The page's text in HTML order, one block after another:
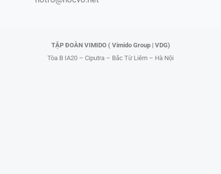
TẬP ĐOÀN VIMIDO ( Vimido Group | VDG)
Tòa B IA20 – Ciputra – Bắc Từ Liêm – Hà Nội